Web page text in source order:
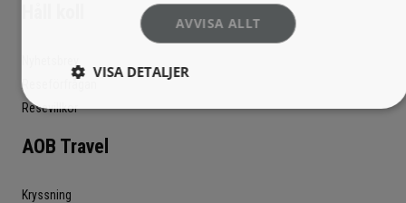
Reseförfrågan
Resevillkor
AOB Travel
Kryssning
AVVISA ALLT
VISA DETALJER